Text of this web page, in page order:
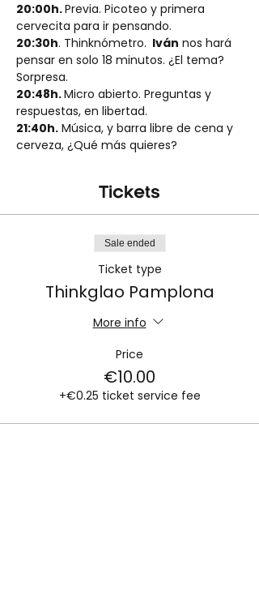
20:00h. Previa. Picoteo y primera
cervecita para ir pensando.
20:30h. Thinknómetro. Iván nos hará
pensar en solo 18 minutos. ¿El tema?
Sorpresa.
20:48h. Micro abierto. Preguntas y
respuestas, en libertad.
21:40h. Música, y barra libre de cena y
cerveza, ¿Qué más quieres?
Tickets
Sale ended
Ticket type
Thinkglao Pamplona
More info
Price
€10.00
+€0.25 ticket service fee